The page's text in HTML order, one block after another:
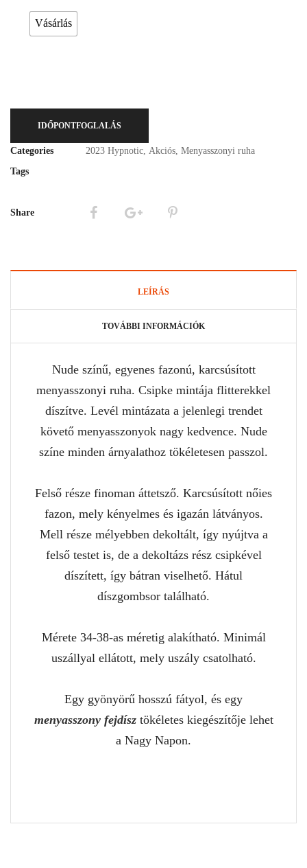
Vásárlás
IDŐPONTFOGLALÁS
Categories 2023 Hypnotic Akciós Menyasszonyi ruha
Tags
Share
LEÍRÁS
TOVÁBBI INFORMÁCIÓK
Nude színű, egyenes fazonú, karcsúsított
menyasszonyi ruha. Csipke mintája flitterekkel
díszítve. Levél mintázata a jelenlegi trendet
követő menyasszonyok nagy kedvence. Nude
színe minden árnyalathoz tökéletesen passzol.
Felső része finoman áttetsző. Karcsúsított nőies
fazon, mely kényelmes és igazán látványos.
Mell része mélyebben dekoltált, így nyújtva a
felső testet is, de a dekoltázs rész csipkével
díszített, így bátran viselhető. Hátul
díszgombsor található.
Mérete 34-38-as méretig alakítható. Minimál
uszállyal ellátott, mely uszály csatolható.
Egy gyönyörű hosszú fátyol, és egy
menyasszony fejdísztökéletes kiegészítője lehet
a Nagy Napon.